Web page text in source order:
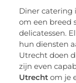
Diner catering
om een breed
delicatessen.
hun diensten
Utrecht doen
zijn even
Utrecht om je